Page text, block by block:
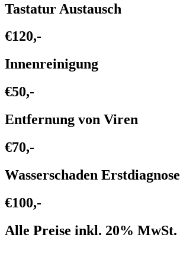
Tastatur Austausch
€120,-
Innenreinigung
€50,-
Entfernung von Viren
€70,-
Wasserschaden Erstdiagnose
€100,-
Alle Preise inkl. 20% MwSt.